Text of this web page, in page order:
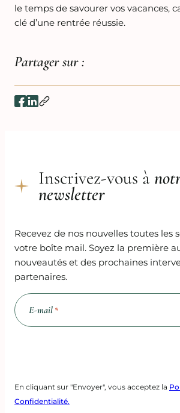
Partager sur :
le temps de savourer vos vacances,
clé d’une rentrée réussie.
Inscrivez-vous à
newsletter
Recevez de nos nouvelles toutes les
votre boîte mail. Soyez la première
nouveautés et des prochaines
partenaires.
E-mail *
En cliquant sur "Envoyer", vous acceptez la
Confidentialité.